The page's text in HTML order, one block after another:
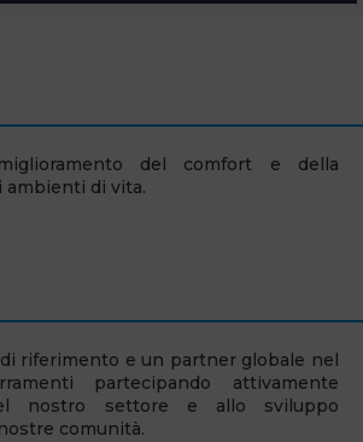
del comfort e della
di vita.
riferimento e un partner globale nel
partecipando attivamente
nostro settore e allo sviluppo
comunità.